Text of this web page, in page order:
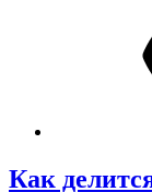
Как